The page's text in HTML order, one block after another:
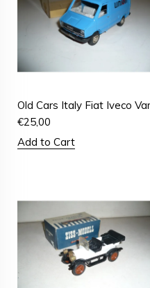
Old Cars Italy Fiat Iveco
€25,00
Add to Cart